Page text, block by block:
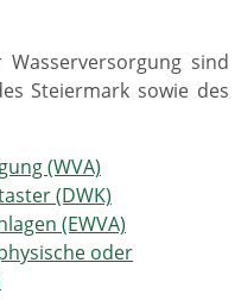
sind
Steiermark sowie des
(WVA)
(DWK)
(EWVA)
oder